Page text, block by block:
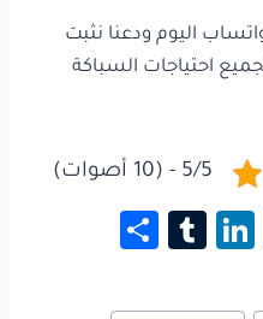
اليوم ودعنا نثبت
احتياجات السباكة
5/5 - (10 أصوات)
Di
o
Li
e
Tu
bl
ar